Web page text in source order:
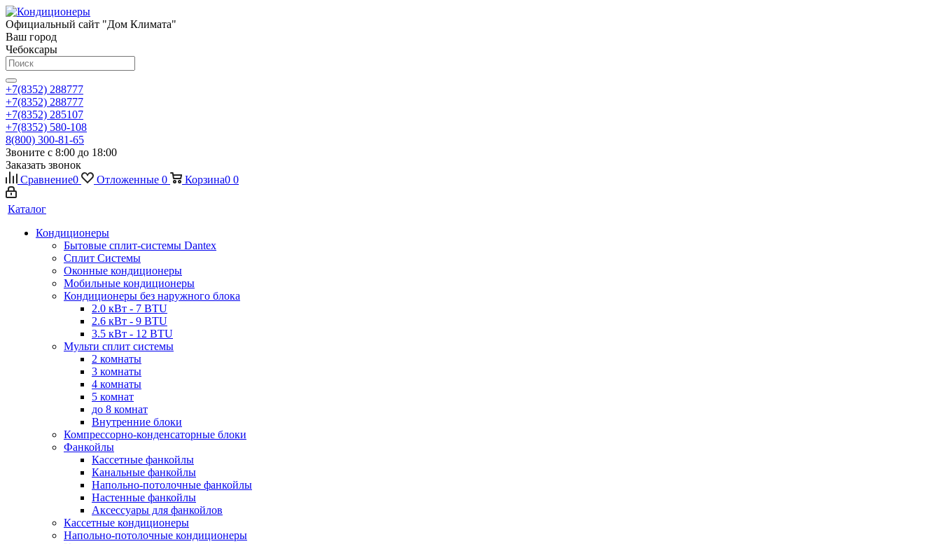
Официальный сайт "Дом Климата"
Ваш город
Чебоксары
+7(8352) 288777
+7(8352) 288777
+7(8352) 285107
+7(8352) 580-108
8(800) 300-81-65
Звоните с 8:00 до 18:00
Заказать звонок
Сравнение0 Отложенные 0 Корзина0 0
Каталог
Кондиционеры
Бытовые сплит-системы Dantex
Сплит Системы
Оконные кондиционеры
Мобильные кондиционеры
Кондиционеры без наружного блока
2.0 кВт - 7 BTU
2.6 кВт - 9 BTU
3.5 кВт - 12 BTU
Мульти сплит системы
2 комнаты
3 комнаты
4 комнаты
5 комнат
до 8 комнат
Внутренние блоки
Компрессорно-конденсаторные блоки
Фанкойлы
Кассетные фанкойлы
Канальные фанкойлы
Напольно-потолочные фанкойлы
Настенные фанкойлы
Аксессуары для фанкойлов
Кассетные кондиционеры
Напольно-потолочные кондиционеры